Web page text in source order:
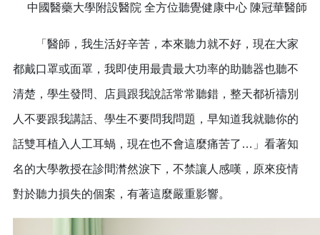
中國醫藥大學附設醫院 全方位聽覺健康中心 陳冠華醫師
「醫師，我生活好辛苦，本來聽力就不好，現在大家
都戴口罩或面罩，我即使用最貴最大功率的助聽器也聽不
清楚，學生發問、店員跟我說話常常聽錯，整天都祈禱別
人不要跟我講話、學生不要問我問題，早知道我就聽你的
話雙耳植入人工耳蝸，現在也不會這麼痛苦了…」看著知
名的大學教授在診間潸然淚下，不禁讓人感嘆，原來疫情
對於聽力損失的個案，有著這麼嚴重影響。